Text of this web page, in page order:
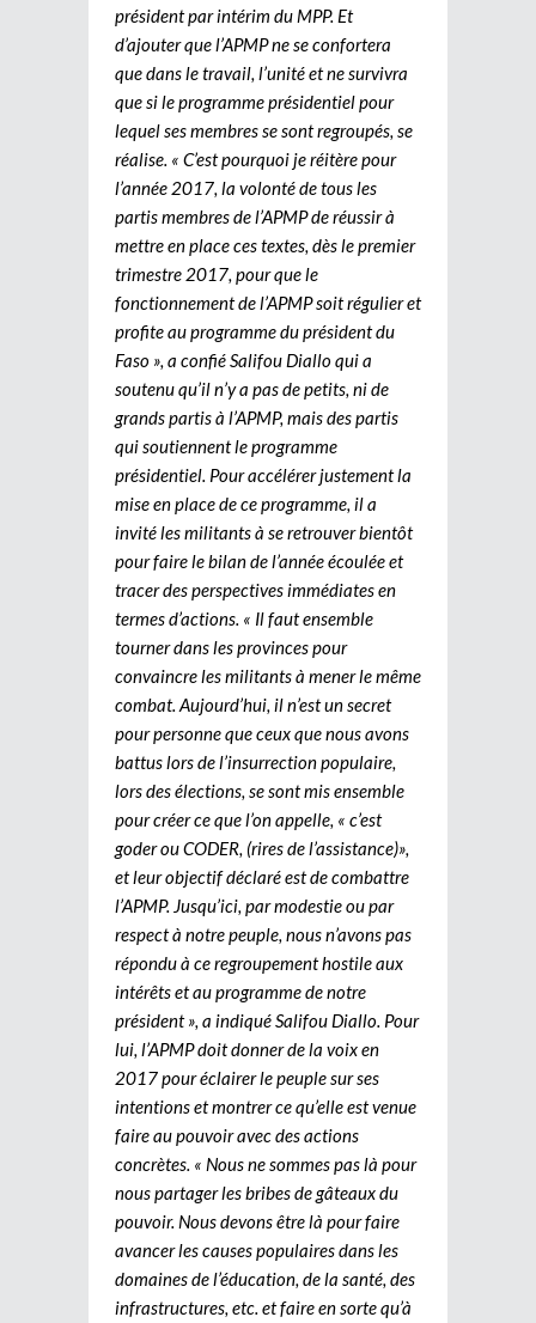
président par intérim du MPP. Et
d’ajouter que l’APMP ne se confortera
que dans le travail, l’unité et ne survivra
que si le programme présidentiel pour
lequel ses membres se sont regroupés, se
réalise. « C’est pourquoi je réitère pour
l’année 2017, la volonté de tous les
partis membres de l’APMP de réussir à
mettre en place ces textes, dès le premier
trimestre 2017, pour que le
fonctionnement de l’APMP soit régulier et
profite au programme du président du
Faso », a confié Salifou Diallo qui a
soutenu qu’il n’y a pas de petits, ni de
grands partis à l’APMP, mais des partis
qui soutiennent le programme
présidentiel. Pour accélérer justement la
mise en place de ce programme, il a
invité les militants à se retrouver bientôt
pour faire le bilan de l’année écoulée et
tracer des perspectives immédiates en
termes d’actions. « Il faut ensemble
tourner dans les provinces pour
convaincre les militants à mener le même
combat. Aujourd’hui, il n’est un secret
pour personne que ceux que nous avons
battus lors de l’insurrection populaire,
lors des élections, se sont mis ensemble
pour créer ce que l’on appelle, « c’est
goder ou CODER, (rires de l’assistance)»,
et leur objectif déclaré est de combattre
l’APMP. Jusqu’ici, par modestie ou par
respect à notre peuple, nous n’avons pas
répondu à ce regroupement hostile aux
intérêts et au programme de notre
président », a indiqué Salifou Diallo. Pour
lui, l’APMP doit donner de la voix en
2017 pour éclairer le peuple sur ses
intentions et montrer ce qu’elle est venue
faire au pouvoir avec des actions
concrètes. « Nous ne sommes pas là pour
nous partager les bribes de gâteaux du
pouvoir. Nous devons être là pour faire
avancer les causes populaires dans les
domaines de l’éducation, de la santé, des
infrastructures, etc. et faire en sorte qu’à